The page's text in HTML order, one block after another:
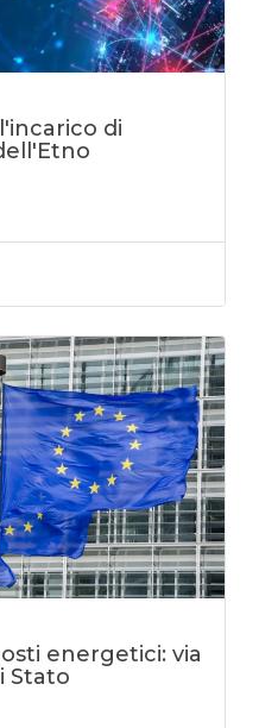
di
energetici: via
Stato